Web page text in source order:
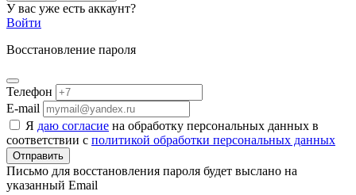
У вас уже есть аккаунт?
Войти
Восстановление пароля
Телефон
E-mail
Я даю согласие на обработку персональных данных в
соответствии с политикой обработки персональных данных
Отправить
Письмо для восстановления пароля будет выслано на
указанный Email